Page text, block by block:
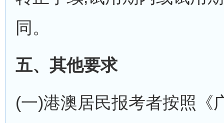
同。
五、其他要求
(一)港澳居民报考者按照《